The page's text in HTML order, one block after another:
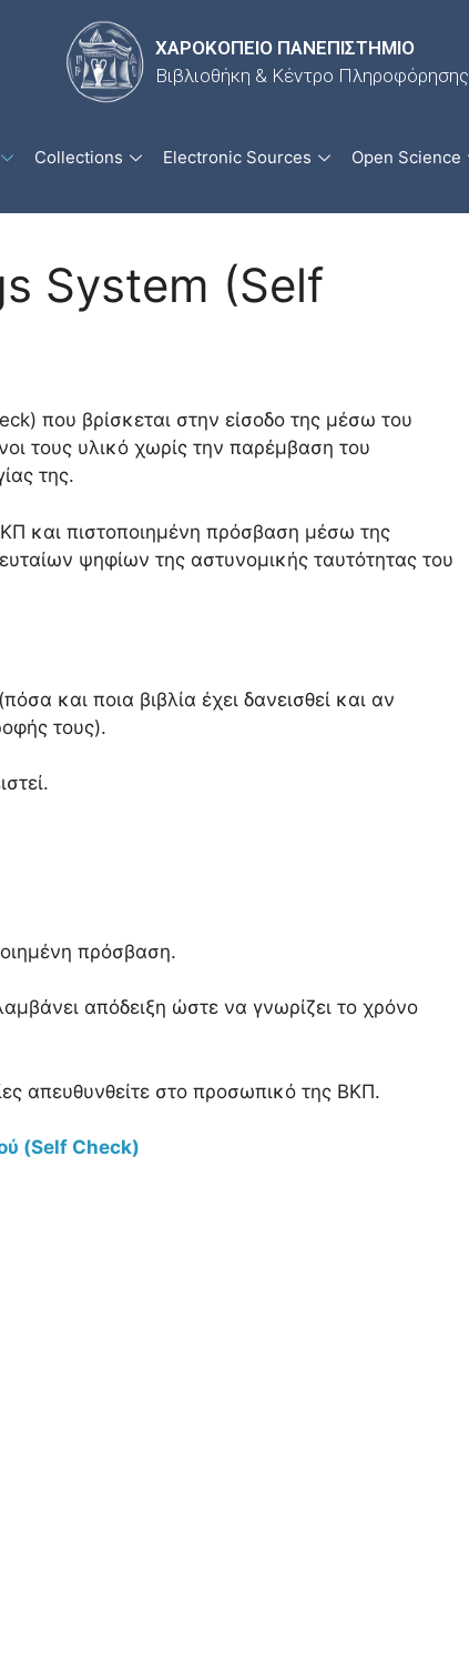
ΧΑΡΟΚΟΠΕΙΟ ΠΑΝΕΠΙΣΤΗΜΙΟ
Βιβλιοθήκη & Κέντρο Πληροφόρησης
Collections Electronic Sources Open Science
System (Self
που βρίσκεται στην είσοδο της μέσω του
τους υλικό χωρίς την παρέμβαση του
της.
και πιστοποιημένη πρόσβαση μέσω της
ψηφίων της αστυνομικής ταυτότητας του
και ποια βιβλία έχει δανεισθεί και αν
τους).
πρόσβαση.
απόδειξη ώστε να γνωρίζει το χρόνο
απευθυνθείτε στο προσωπικό της ΒΚΠ.
(Self Check)